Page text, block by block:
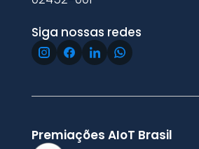
Siga nossas redes
Premiações AIoT Brasil